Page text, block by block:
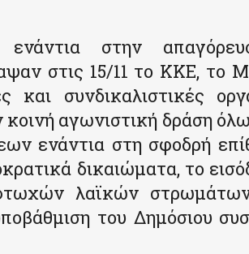
ενάντια στην
στις 15/11 το ΚΚΕ, το
και συνδικαλιστικές
κοινή αγωνιστική δράση
ενάντια στη σφοδρή
δικαιώματα, το
λαϊκών
του Δημόσιου